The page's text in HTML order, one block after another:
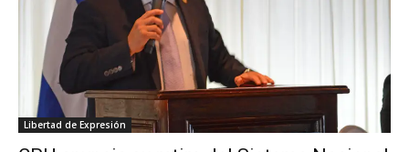
Libertad de Expresión